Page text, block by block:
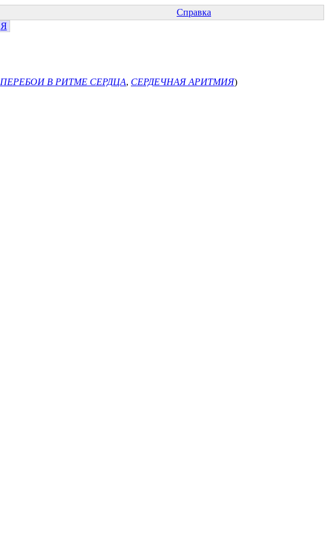
Справка
Я
ПЕРЕБОИ В РИТМЕ СЕРДЦА, СЕРДЕЧНАЯ АРИТМИЯ)